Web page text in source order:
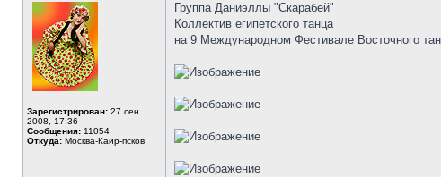
Зарегистрирован: 27 сен
2008, 17:36
Сообщения: 11054
Откуда: Москва-Каир-псков
Группа Даниэллы "Скарабей"
Коллектив египетского танца
на 9 Международном Фестивале Восточного